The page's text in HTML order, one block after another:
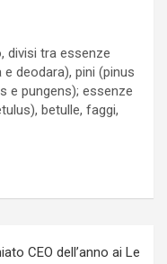
divisi tra essenze
deodara), pini (pinus
e pungens); essenze
betulle, faggi,
CEO dell’anno ai Le